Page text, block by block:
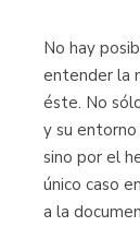
No hay
entender la
éste. No
y su
sino por el
único caso
a la